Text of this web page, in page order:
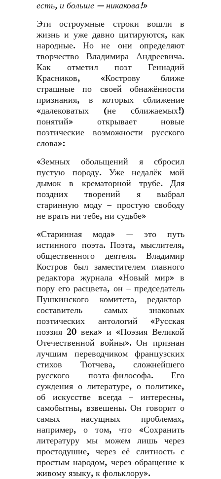
есть, и больше — никакова!»
Эти остроумные строки вошли в
жизнь и уже давно цитируются, как
народные. Но не они определяют
творчество Владимира Андреевича.
Как отметил поэт Геннадий
Красников, «Кострову ближе
страшные по своей обнажённости
признания, в которых сближение
«далековатых (не сближаемых!)
понятий» открывает новые
поэтические возможности русского
слова»:
«Земных обольщений я сбросил
пустую породу. Уже недалёк мой
дымок в крематорной трубе. Для
поздних творений я выбрал
старинную моду – простую свободу
не врать ни тебе, ни судьбе»
«Старинная мода» — это путь
истинного поэта. Поэта, мыслителя,
общественного деятеля. Владимир
Костров был заместителем главного
редактора журнала «Новый мир» в
пору его расцвета, он – председатель
Пушкинского комитета, редактор-
составитель самых знаковых
поэтических антологий «Русская
поэзия 20 века» и «Поэзия Великой
Отечественной войны». Он признан
лучшим переводчиком французских
стихов Тютчева, сложнейшего
русского поэта-философа. Его
суждения о литературе, о политике,
об искусстве всегда – интересны,
самобытны, взвешены. Он говорит о
самых насущных проблемах,
например, о том, что «Сохранить
литературу мы можем лишь через
простодушие, через её слитность с
простым народом, через обращение к
живому языку, к фольклору».